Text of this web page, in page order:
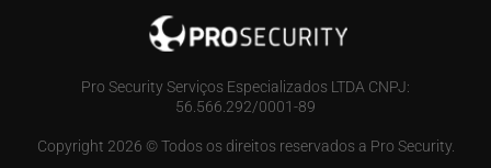
Pro Security Serviços Especializados LTDA CNPJ:
56.566.292/0001-89
Copyright 2026 © Todos os direitos reservados a Pro Security.